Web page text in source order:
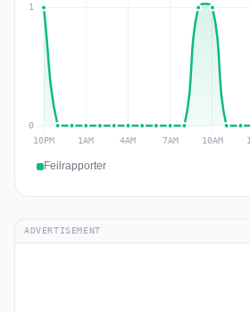
Feilrapporter
ADVERTISEMENT